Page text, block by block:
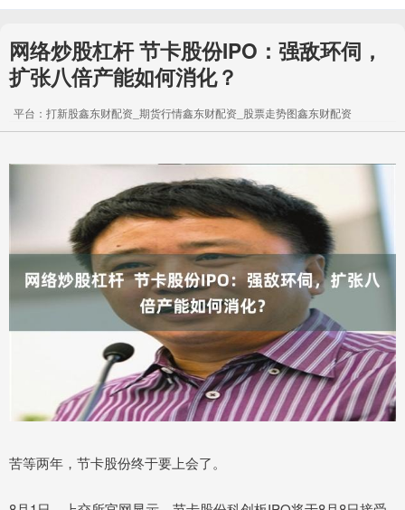
网络炒股杠杆 节卡股份IPO：强敌环伺，
扩张八倍产能如何消化？
平台：打新股鑫东财配资_期货行情鑫东财配资_股票走势图鑫东财配资
苦等两年，节卡股份终于要上会了。